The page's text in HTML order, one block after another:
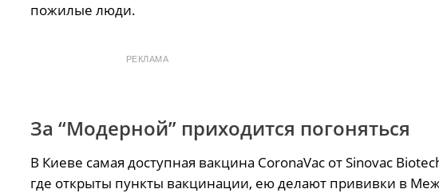
пожилые люди.
РЕКЛАМА
За “Модерной” приходится погоняться
В Киеве самая доступная вакцина CoronaVac от Sinovac
где открыты пункты вакцинации, ею делают прививки в